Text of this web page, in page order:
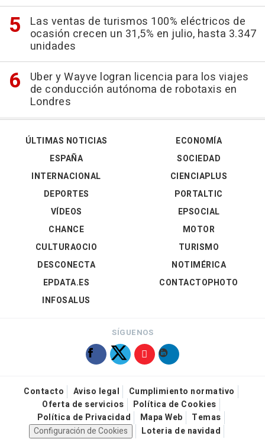
Las ventas de turismos 100% eléctricos de
ocasión crecen un 31,5% en julio, hasta 3.347
unidades
Uber y Wayve logran licencia para los viajes
de conducción autónoma de robotaxis en
Londres
ÚLTIMAS NOTICIAS
ESPAÑA
INTERNACIONAL
DEPORTES
VÍDEOS
ECONOMÍA
SOCIEDAD
CIENCIAPLUS
PORTALTIC
EPSOCIAL
CHANCE
CULTURAOCIO
DESCONECTA
EPDATA.ES
INFOSALUS
MOTOR
TURISMO
NOTIMÉRICA
CONTACTOPHOTO
SÍGUENOS
Contacto Aviso legal
Cumplimiento normativo
Oferta de servicios
Política de Cookies
Política de Privacidad
Mapa Web
Temas
Configuración de Cookies
Loteria de navidad